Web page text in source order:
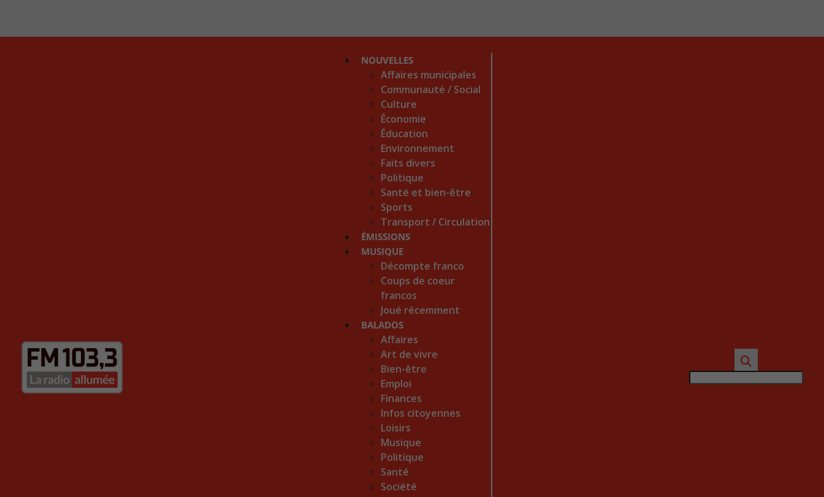
NOUVELLES
Affaires municipales
Communauté / Social
Culture
Économie
Éducation
Environnement
Faits divers
Politique
Santé et bien-être
Sports
Transport / Circulation
ÉMISSIONS
MUSIQUE
Décompte franco
Coups de coeur
francos
Joué récemment
BALADOS
Affaires
Art de vivre
Bien-être
Emploi
Finances
Infos citoyennes
Loisirs
Musique
Politique
Santé
Société